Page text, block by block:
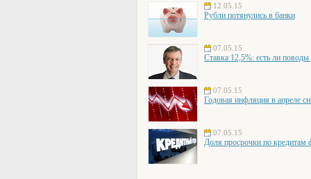
12.05.15
Рубли потянулись в банки
07.05.15
Ставка 12,5%: есть ли поводы
07.05.15
Годовая инфляция в апреле
07.05.15
Доля просрочки по кредитам